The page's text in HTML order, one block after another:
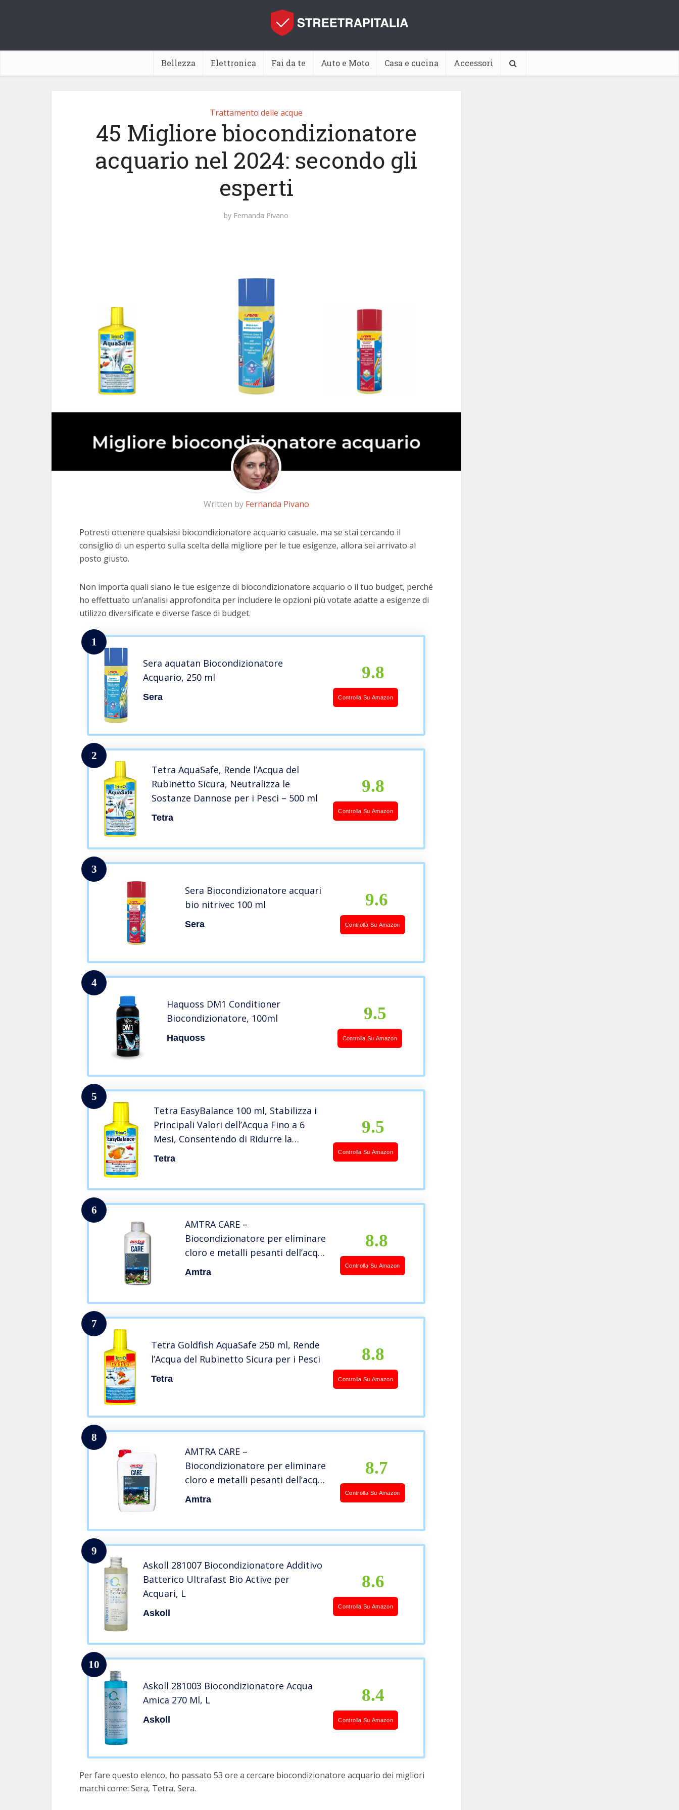
Bellezza Elettronica Fai da te Auto e Moto Casa e cucina Accessori
Trattamento delle acque
45 Migliore biocondizionatore
acquario nel 2024: secondo gli
esperti
by Fernanda Pivano
Written by Fernanda Pivano
Potresti ottenere qualsiasi biocondizionatore acquario casuale, ma se stai cercando il
consiglio di un esperto sulla scelta della migliore per le tue esigenze, allora sei arrivato al
posto giusto.
Non importa quali siano le tue esigenze di biocondizionatore acquario o il tuo budget, perché
ho effettuato un’analisi approfondita per includere le opzioni più votate adatte a esigenze di
utilizzo diversificate e diverse fasce di budget.
1
Sera aquatan Biocondizionatore
Acquario, 250 ml
Sera
9.8
Controlla Su Amazon
2
Tetra AquaSafe, Rende l’Acqua del
Rubinetto Sicura, Neutralizza le
Sostanze Dannose per i Pesci – 500 ml
Tetra
9.8
Controlla Su Amazon
3
Sera Biocondizionatore acquari
bio nitrivec 100 ml
Sera
9.6
Controlla Su Amazon
4
Haquoss DM1 Conditioner
Biocondizionatore, 100ml
Haquoss
9.5
Controlla Su Amazon
5
Tetra EasyBalance 100 ml, Stabilizza i
Principali Valori dell’Acqua Fino a 6
Mesi, Consentendo di Ridurre la
Frequenza dei Cambi dell’Acqua
Tetra
9.5
Controlla Su Amazon
6
AMTRA CARE –
Biocondizionatore per eliminare
cloro e metalli pesanti dell’acqua
di rubinetto, Trattamento
Amtra
8.8
Controlla Su Amazon
7
Tetra Goldfish AquaSafe 250 ml, Rende
l’Acqua del Rubinetto Sicura per i Pesci
Tetra
8.8
Controlla Su Amazon
8
AMTRA CARE –
Biocondizionatore per eliminare
cloro e metalli pesanti dell’acqua
di rubinetto, Trattamento
Amtra
8.7
Controlla Su Amazon
9
Askoll 281007 Biocondizionatore Additivo
Batterico Ultrafast Bio Active per
Acquari, L
Askoll
8.6
Controlla Su Amazon
10
Askoll 281003 Biocondizionatore Acqua
Amica 270 Ml, L
Askoll
8.4
Controlla Su Amazon
Per fare questo elenco, ho passato 53 ore a cercare biocondizionatore acquario dei migliori
marchi come: Sera, Tetra, Sera.